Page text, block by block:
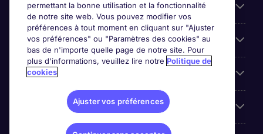
Candidats
Entreprises
Contact
Les avis Google
permettant la bonne utilisation et la fonctionnalité
de notre site web. Vous pouvez modifier vos
préférences à tout moment en cliquant sur "Ajuster
vos préférences" ou "Paramètres des cookies" au
bas de n'importe quelle page de notre site. Pour
plus d'informations, veuillez lire notre Politique de
cookies
Ajuster vos préférences